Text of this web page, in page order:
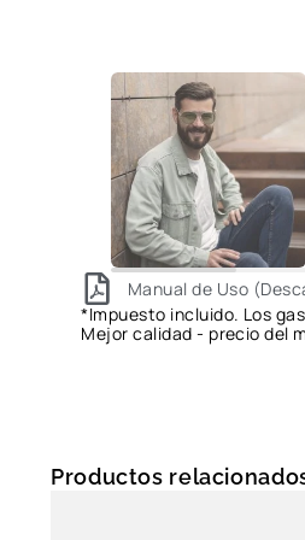
Manual de Uso
*Impuesto incluido. Los
Mejor calidad - precio del
Productos